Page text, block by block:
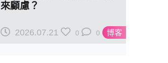
博客
來顧慮？
2026.07.21 0 0